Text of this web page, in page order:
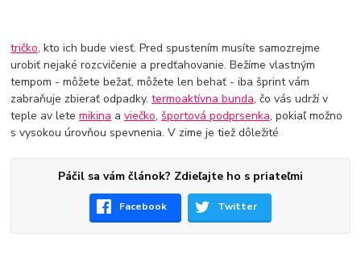
tričko, kto ich bude viesť. Pred spustením musíte samozrejme
urobiť nejaké rozcvičenie a predťahovanie. Bežíme vlastným
tempom - môžete bežať, môžete len behať - iba šprint vám
zabraňuje zbierať odpadky.termoaktívna bunda, čo vás udrží v
teple av letemikina aviečko,športová podprsenka, pokiaľ možno
s vysokou úrovňou spevnenia. V zime je tiež dôležité
Páčil sa vám článok? Zdieľajte ho s priateľmi
Facebook Twitter